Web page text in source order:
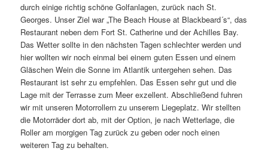
durch einige richtig schöne Golfanlagen, zurück nach St.
Georges. Unser Ziel war „The Beach House at Blackbeard´s“, das
Restaurant neben dem Fort St. Catherine und der Achilles Bay.
Das Wetter sollte in den nächsten Tagen schlechter werden und
hier wollten wir noch einmal bei einem guten Essen und einem
Gläschen Wein die Sonne im Atlantik untergehen sehen. Das
Restaurant ist sehr zu empfehlen. Das Essen sehr gut und die
Lage mit der Terrasse zum Meer exzellent. Abschließend fuhren
wir mit unseren Motorrollern zu unserem Liegeplatz. Wir stellten
die Motorräder dort ab, mit der Option, je nach Wetterlage, die
Roller am morgigen Tag zurück zu geben oder noch einen
weiteren Tag zu behalten.